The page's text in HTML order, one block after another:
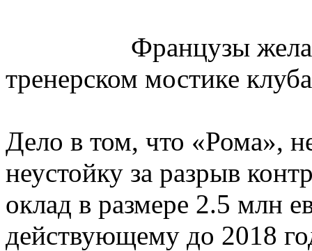
Французы
тренерском мостике
Дело в том, что «Рома»,
неустойку за разрыв
оклад в размере 2.5 млн
действующему до 2018